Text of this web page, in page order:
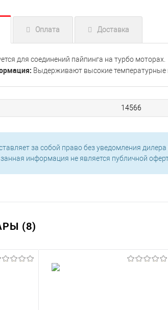
Оплата Доставка
для соединений пайпинга на турбо моторах.
Выдерживают высокие температурные
14566
за собой право без уведомления
информация не является публичной
(8)